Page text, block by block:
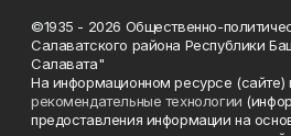
©1935 - 2026 Общественно-
Салаватского района Республики
Салавата"
На информационном ресурсе (сайте)
рекомендательные технологии
предоставления информации на